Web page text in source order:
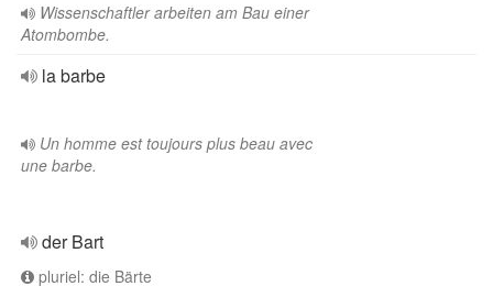
Wissenschaftler arbeiten am Bau einer
Atombombe.
la barbe
Un homme est toujours plus beau avec
une barbe.
der Bart
pluriel: die Bärte